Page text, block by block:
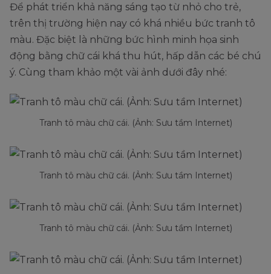
Để phát triển khả năng sáng tạo từ nhỏ cho trẻ,
trên thị trường hiện nay có khá nhiều bức tranh tô
màu. Đặc biệt là những bức hình minh họa sinh
động bằng chữ cái khá thu hút, hấp dẫn các bé chú
ý. Cùng tham khảo một vài ảnh dưới đây nhé:
Tranh tô màu chữ cái. (Ảnh: Sưu tầm Internet)
Tranh tô màu chữ cái. (Ảnh: Sưu tầm Internet)
Tranh tô màu chữ cái. (Ảnh: Sưu tầm Internet)